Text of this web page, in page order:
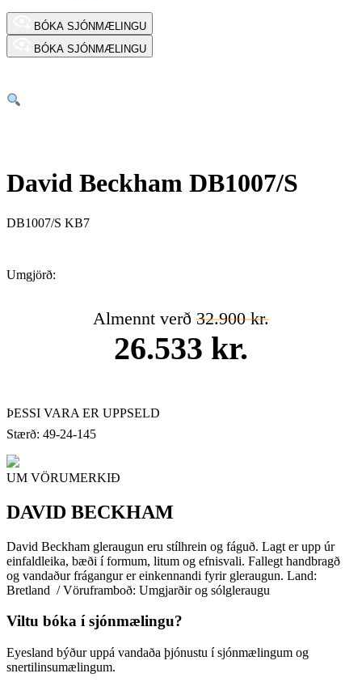
BÓKA SJÓNMÆLINGU
BÓKA SJÓNMÆLINGU
David Beckham DB1007/S
DB1007/S KB7
Umgjörð:
Almennt verð 32.900 kr.
26.533 kr.
ÞESSI VARA ER UPPSELD
Stærð: 49-24-145
UM VÖRUMERKIÐ
DAVID BECKHAM
David Beckham gleraugun eru stílhrein og fáguð. Lagt er upp úr
einfaldleika, bæði í formum, litum og efnisvali. Fallegt handbragð
og vandaður frágangur er einkennandi fyrir gleraugun. Land:
Bretland / Vöruframboð: Umgjarðir og sólgleraugu
Viltu bóka í sjónmælingu?
Eyesland býður uppá vandaða þjónustu í sjónmælingum og
snertilinsumælingum.